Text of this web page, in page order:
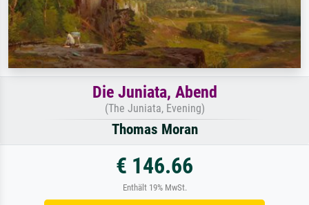
Die Juniata, Abend
(The Juniata, Evening)
Thomas Moran
€ 146.66
Enthält 19% MwSt.